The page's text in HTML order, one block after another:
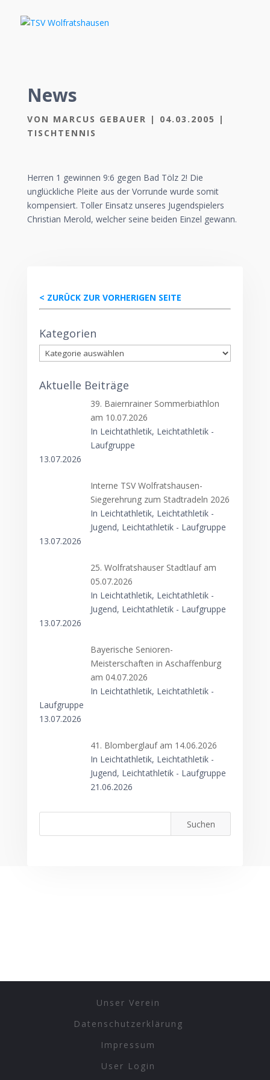
News
VON MARCUS GEBAUER | 04.03.2005
|
TISCHTENNIS
Herren 1 gewinnen 9:6 gegen Bad Tölz 2! Die
unglückliche Pleite aus der Vorrunde wurde somit
kompensiert. Toller Einsatz unseres Jugendspielers
Christian Merold, welcher seine beiden Einzel gewann.
< ZURÜCK ZUR VORHERIGEN SEITE
Kategorien
Kategorien
Aktuelle Beiträge
39. Baiernrainer Sommerbiathlon
am 10.07.2026
In Leichtathletik, Leichtathletik -
Laufgruppe
13.07.2026
Interne TSV Wolfratshausen-
Siegerehrung zum Stadtradeln 2026
In Leichtathletik, Leichtathletik -
Jugend, Leichtathletik - Laufgruppe
13.07.2026
25. Wolfratshauser Stadtlauf am
05.07.2026
In Leichtathletik, Leichtathletik -
Jugend, Leichtathletik - Laufgruppe
13.07.2026
Bayerische Senioren-
Meisterschaften in Aschaffenburg
am 04.07.2026
In Leichtathletik, Leichtathletik -
Laufgruppe
13.07.2026
41. Blomberglauf am 14.06.2026
In Leichtathletik, Leichtathletik -
Jugend, Leichtathletik - Laufgruppe
21.06.2026
Unser Verein
Datenschutzerklärung
Impressum
User Login